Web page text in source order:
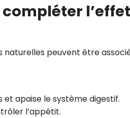
l’effet
naturelles peuvent être
et apaise le système digestif.
l’appétit.